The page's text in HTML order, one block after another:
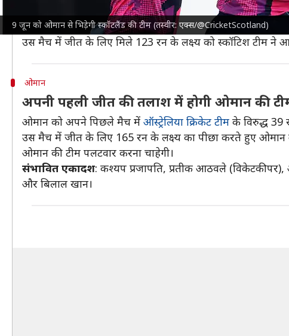
9 जून को ओमान से भिड़ेगी स्कॉटलैंड की टीम (तस्वीर: एक्स/@CricketScotland)
अब तक ओमान के खिलाफ अजेय रही है। अब
आखिरी बार दोनों टीमें 2021 के टी-20 विश्व कप में आपस में
उस मैच में जीत के लिए मिले 123 रन के लक्ष्य को स्कॉटिश टीम ने
ओमान
अपनी पहली जीत की तलाश में होगी ओमान की
ओमान को अपने पिछले मैच में ऑस्ट्रेलिया क्रिकेट टीम के विरुद्ध 39
उस मैच में जीत के लिए 165 रन के लक्ष्य का पीछा करते हुए ओमान
ओमान की टीम पलटवार करना चाहेगी।
संभावित एकादश: कश्यप प्रजापति, प्रतीक आठवले
और बिलाल खान।